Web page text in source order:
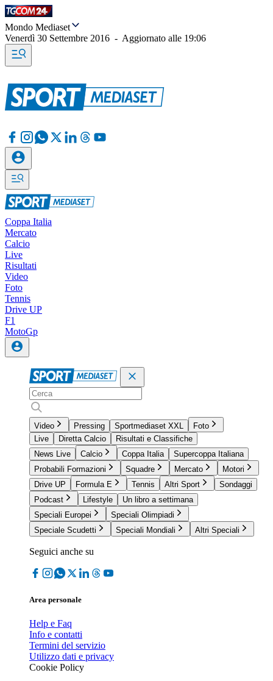
Mondo Mediaset
Venerdì 30 Settembre 2016 - Aggiornato alle 19:06
Coppa Italia
Mercato
Calcio
Live
Risultati
Video
Foto
Tennis
Drive UP
F1
MotoGp
Video Pressing Sportmediaset XXL
Foto
Live
Diretta Calcio
Risultati e Classifiche
News Live
Calcio Coppa Italia
Supercoppa Italiana
Probabili Formazioni
Squadre Mercato
Motori
Drive UP
Formula E Tennis Altri Sport
Sondaggi
Podcast
Lifestyle
Un libro a settimana
Speciali Europei
Speciali Olimpiadi
Speciale Scudetti
Speciali Mondiali Altri Speciali
Seguici anche su
Area personale
Help e Faq
Info e contatti
Termini del servizio
Utilizzo dati e privacy
Cookie Policy